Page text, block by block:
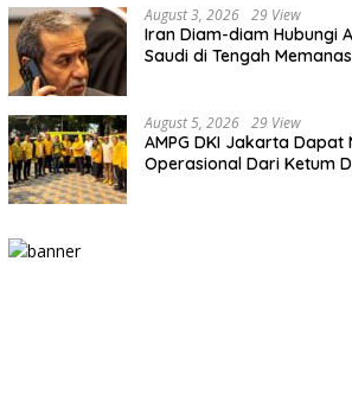
Berkualitas
August 3, 2026 29 View
Iran Diam-diam Hubungi
Saudi di Tengah
August 5, 2026 29 View
AMPG DKI Jakarta Dapat
Operasional Dari Ketum